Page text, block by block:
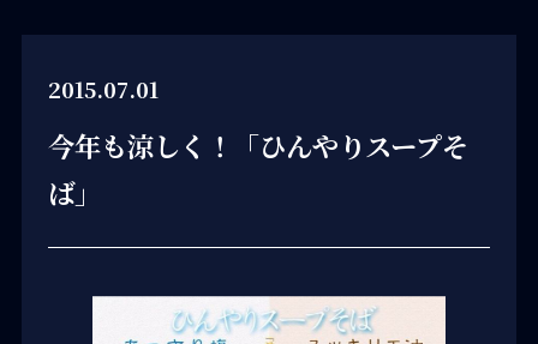
2015.07.01
今年も涼しく！「ひんやりスープそ
ば」